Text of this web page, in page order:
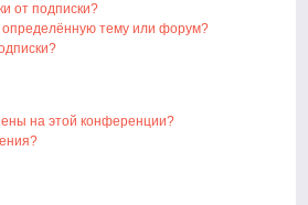
от подписки?
определённую тему или форум?
на этой конференции?